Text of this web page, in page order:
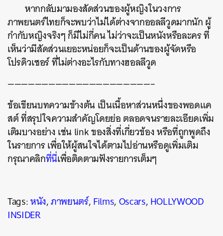
หากกลับมามองสัดส่วนของผู้หญิงในวงการ
ภาพยนตร์ไทยก็จะพบว่าไม่ได้ต่างจากออลลีวูดมากนัก ผู้
กำกับหญิงจริงๆ ก็มีไม่กี่คน ไม่ว่าจะเป็นหนังหรือละคร ที่
เห็นว่ามีสัดส่วนเยอะหน่อยก็จะเป็นด้านของผู้จัดหรือ
โปรดิวเซอร์ ที่ไม่ต่างอะไรกับทางฮอลลีวูด
—————————————————————–
ข้อเขียนบทความข้างต้น เป็นเนื้อหาส่วนหนึ่งของพอดแค
สต์ ที่สรุปใจความสำคัญโดยย่อ ตลอดจนรายละเอียดเพิ่ม
เติมบางอย่าง เช่น link ของสิ่งที่เกี่ยวข้อง หรือที่ถูกพูดถึง
ในรายการ เพื่อให้ผู้สนใจได้ตามไปอ่านหรือดูเพิ่มเติม
กรุณาคลิกที่นี่เพื่อติดตามฟังรายการเต็มๆ
Tags:หนัง,ภาพยนตร์,Films,Oscars,HOLLYWOOD
INSIDER